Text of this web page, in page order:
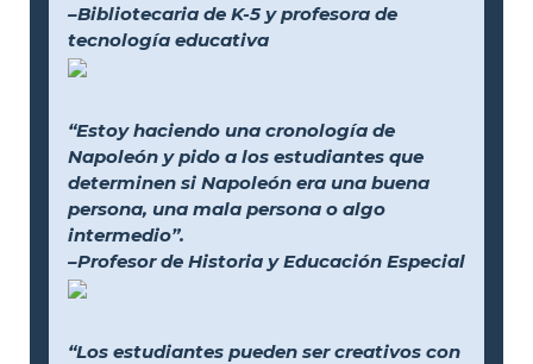
–Bibliotecaria de K-5 y profesora de
tecnología educativa
“Estoy haciendo una cronología de
Napoleón y pido a los estudiantes que
determinen si Napoleón era una buena
persona, una mala persona o algo
intermedio”.
–Profesor de Historia y Educación Especial
“Los estudiantes pueden ser creativos con